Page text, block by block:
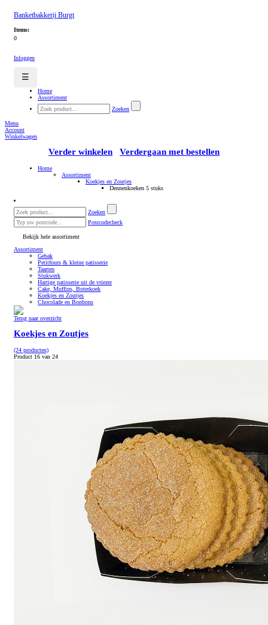
Banketbakkerij Burgt
Items:
0
Inloggen
☰
Home
Assortiment
Zoeken
Menu
Account
Winkelwagen
Verder winkelen Verdergaan met bestellen
Home
Assortiment
Koekjes en Zoutjes
Dennenkoeken 5 stuks
Zoeken
Postcodecheck
Bekijk hele assortiment
Assortiment
Gebak
Petitfours & kleine patisserie
Taarten
Stukwerk
Hartige patisserie uit de vriezer
Cake, Muffins, Boterkoek
Koekjes en Zoutjes
Chocolade en Bonbons
Terug naar overzicht
Koekjes en Zoutjes
(24 producten)
Product 16 van 24